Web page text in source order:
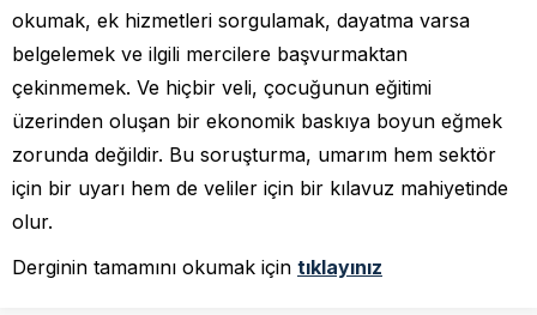
okumak, ek hizmetleri sorgulamak, dayatma varsa
belgelemek ve ilgili mercilere başvurmaktan
çekinmemek. Ve hiçbir veli, çocuğunun eğitimi
üzerinden oluşan bir ekonomik baskıya boyun eğmek
zorunda değildir. Bu soruşturma, umarım hem sektör
için bir uyarı hem de veliler için bir kılavuz mahiyetinde
olur.
Derginin tamamını okumak için tıklayınız